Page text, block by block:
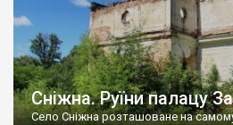
Сніжна. Руїни палацу
Село Сніжна розташоване на самому